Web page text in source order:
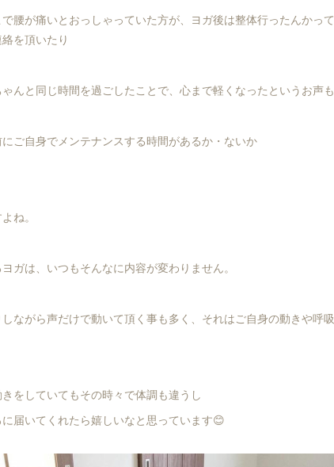
腰が痛いとおっしゃっていた方が、ヨガ後は整体行ったんかっ
を頂いたり
んと同じ時間を過ごしたことで、心まで軽くなったというお声も
ご自身でメンテナンスする時間があるか・ないか
ね。
ガは、いつもそんなに内容が変わりません。
ながら声だけで動いて頂く事も多く、それはご自身の動きや呼
をしていてもその時々で体調も違うし
届いてくれたら嬉しいなと思っています😊